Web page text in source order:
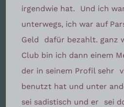
irgendwie hat.
Und ich
unterwegs, ich war auf
Geld
dafür bezahlt. ganz
Club bin ich dann einem
der in seinem Profil sehr
benutzt hat und unter
sei sadistisch und er
sei